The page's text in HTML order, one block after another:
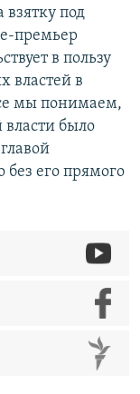
под
премьер
в пользу
властей в
мы понимаем,
было
его прямого